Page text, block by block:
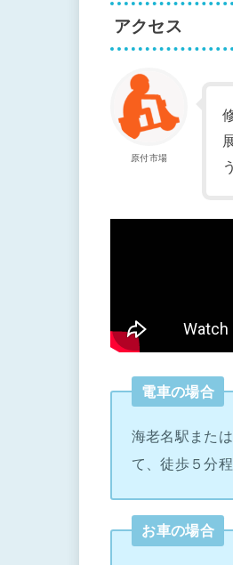
アクセス
原付市場
電車の場合
海老名駅また
て、徒歩５分程
お車の場合